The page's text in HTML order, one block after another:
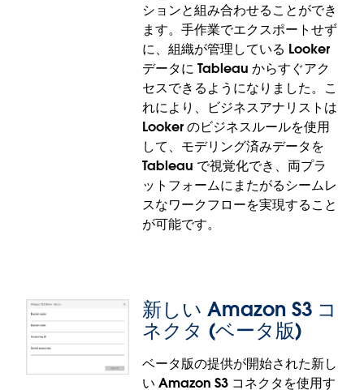
カスタムコードを作成せずに、REST API エンドポイ
ントからデータに接続できます。新たに登場した
REST API コネクタで、ビジネスユーザーは開発者リ
ソースに頼らずに API データを利用できるようにな
り、セルフサービス分析と分析開始までにかかる時
間の短縮が実現します。REST API コネクタは、非推
奨となった Web データコネクタの後継として導入さ
REST API コネクタは、Tableau Server、Tableau
Desktop、Tableau Prep で一般提供されます。
Tableau Cloud では近日中にリリースされます。
ションと組み合わせることができ
ます。手作業でエクスポートせず
に、組織が管理している Looker
データに Tableau からすぐアク
セスできるようになりました。こ
れにより、ビジネスアナリストは
Looker のビジネスルールを使用
して、モデリング済みデータを
Tableau で視覚化でき、両プラ
ットフォームにまたがるシームレ
スなワークフローを実現すること
が可能です。
新しい Amazon S3 コ
ネクタ (ベータ版)
ベータ版の提供が開始された新し
い Amazon S3 コネクタを使用す